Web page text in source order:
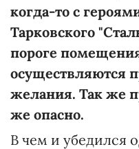
когда-то с
Тарковского
пороге
осуществляются
желания. Так же
же опасно.
В чем и убедился